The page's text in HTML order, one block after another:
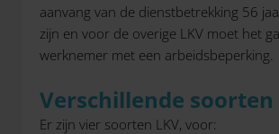
aanvang van de dienstbetrekking 56
zijn en voor de overige LKV moet het
werknemer met een arbeidsbeperking.
Verschillende soorten
Er zijn vier soorten LKV, voor: